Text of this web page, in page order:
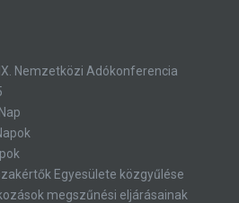
Nemzetközi Adókonferencia
Egyesülete közgyűlése
megszűnési eljárásainak